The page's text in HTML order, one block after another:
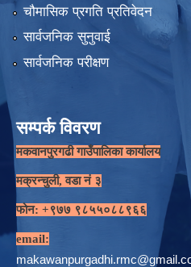
चौमासिक प्रगति प्रतिवेदन
सार्वजनिक सुनुवाई
सार्वजनिक परीक्षण
सम्पर्क विवरण
मकवानपुरगढी गाउँपालिका कार्यालय
मक्रन्चुली, वडा नं ३
फोन: +९७७ ९८५५०८८९६६
email: